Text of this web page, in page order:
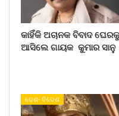
କାହିଁକି ଅଚାନକ ବିବାଦ ଘେରକୁ
ଆସିଲେ ଗାୟକ କୁମାର ସାନୁ
ଦେଶ- ବିଦେଶ